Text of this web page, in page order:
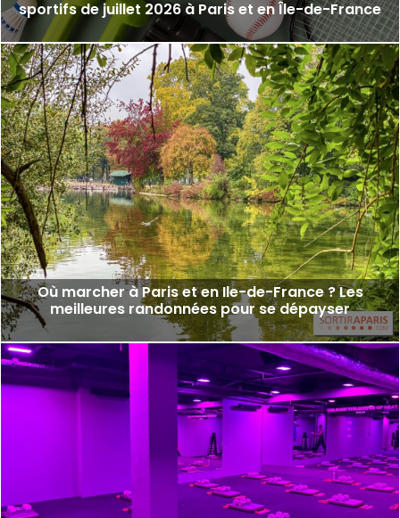
sportifs de juillet 2026 à Paris et en Île-de-France
Où marcher à Paris et en Ile-de-France ? Les
meilleures randonnées pour se dépayser